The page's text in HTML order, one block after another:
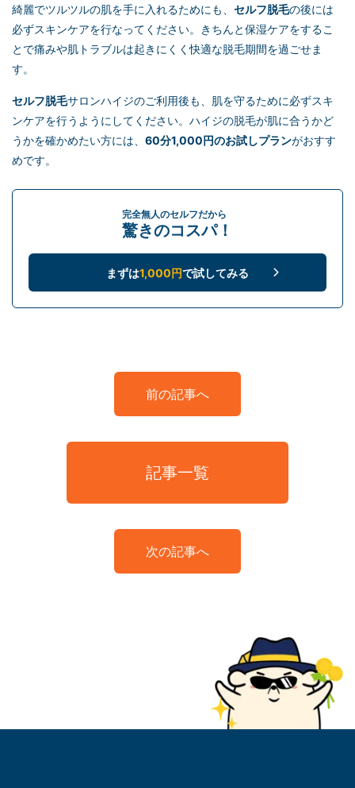
綺麗でツルツルの肌を手に入れるためにも、 セルフ脱毛の後には
必ずスキンケアを行なってください。きちんと保湿ケアをするこ
とで痛みや肌トラブルは起きにくく快適な脱毛期間を過ごせま
す。
セルフ脱毛サロンハイジのご利用後も、肌を守るために必ずスキ
ンケアを行うようにしてください。ハイジの脱毛が肌に合うかど
うかを確かめたい方には、 60分1,000円のお試しプランがおすす
めです。
完全無人のセルフだから
驚きのコスパ！
まずは1,000円で試してみる
前の記事へ
記事一覧
次の記事へ